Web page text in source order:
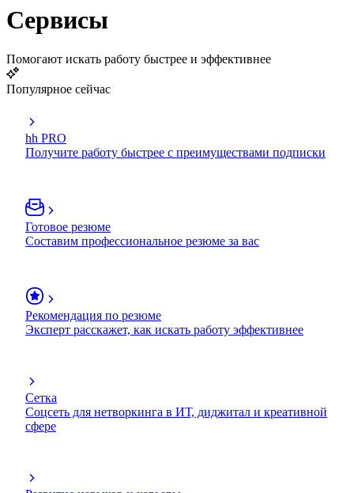
Сервисы
Помогают искать работу быстрее и эффективнее
Популярное сейчас
hh PRO
Получите работу быстрее с преимуществами подписки
Готовое резюме
Составим профессиональное резюме за вас
Рекомендация по резюме
Эксперт расскажет, как искать работу эффективнее
Сетка
Соцсеть для нетворкинга в ИТ, диджитал и креативной
сфере